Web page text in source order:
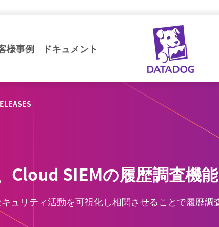
様事例 ドキュメント
Cloud SIEMの履歴調査機
ュリティ活動を可視化し相関させることで履歴調